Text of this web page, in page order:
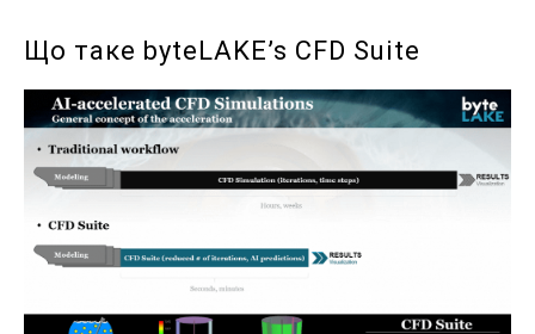
Що таке byteLAKE’s CFD Suite